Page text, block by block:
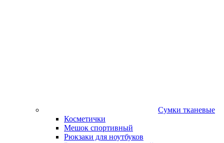
Сумки тканевые
Косметички
Мешок спортивный
Рюкзаки для ноутбуков